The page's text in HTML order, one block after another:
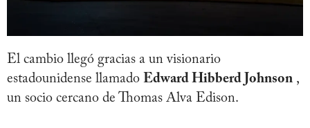
El cambio llegó gracias a un visionario
estadounidense llamado Edward Hibberd Johnson ,
un socio cercano de Thomas Alva Edison.